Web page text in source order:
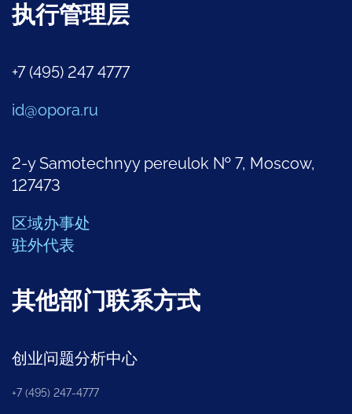
执行管理层
+7 (495) 247 4777
id@opora.ru
2-y Samotechnyy pereulok № 7, Moscow,
127473
区域办事处
驻外代表
其他部门联系方式
创业问题分析中心
+7 (495) 247-4777